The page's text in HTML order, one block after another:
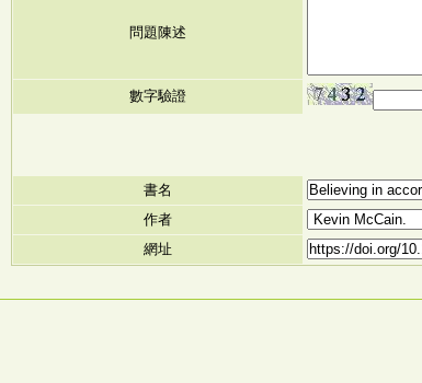
問題陳述
數字驗證
書名
作者
網址